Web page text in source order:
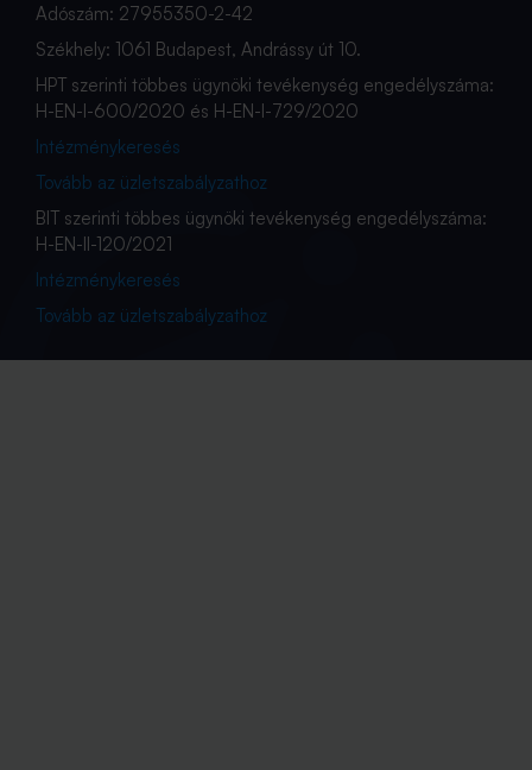
Adószám: 27955350-2-42
Székhely: 1061 Budapest, Andrássy út 10.
HPT szerinti többes ügynöki tevékenység engedélyszáma:
H-EN-I-600/2020 és H-EN-I-729/2020
Intézménykeresés
Tovább az üzletszabályzathoz
BIT szerinti többes ügynöki tevékenység engedélyszáma:
H-EN-II-120/2021
Intézménykeresés
Tovább az üzletszabályzathoz